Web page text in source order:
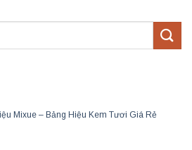
Mixue – Bảng Hiệu Kem Tươi Giá Rẻ